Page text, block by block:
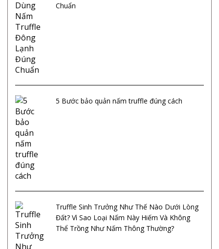
Chuẩn
5 Bước bảo quản nấm truffle đúng cách
Truffle Sinh Trưởng Như Thế Nào Dưới Lòng
Đất? Vì Sao Loại Nấm Này Hiếm Và Không
Thể Trồng Như Nấm Thông Thường?